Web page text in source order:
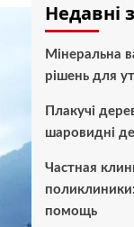
Недавні
Мінеральна
рішень для
Плакучі
шаровидні
Частная
помощь